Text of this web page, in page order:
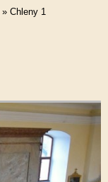
» Chleny 1